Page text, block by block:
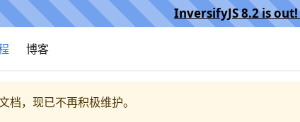
InversifyJS 8.2 is out!
博客
档，现已不再积极维护。